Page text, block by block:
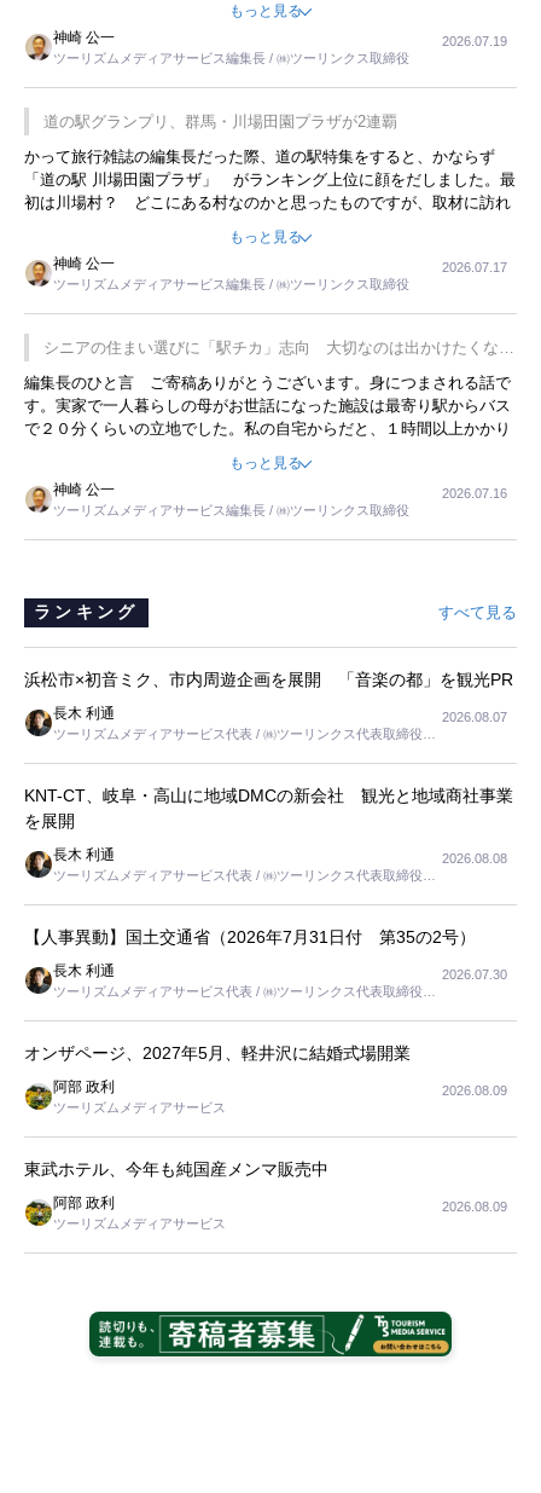
もっと見る
神崎 公一
ツーリズムメディアサービス編集長 / ㈱ツーリンクス取締役
2026.07.19
道の駅グランプリ、群馬・川場田園プラザが2連覇
かって旅行雑誌の編集長だった際、道の駅特集をすると、かならず
「道の駅 川場田園プラザ」 がランキング上位に顔をだしました。最
初は川場村？ どこにある村なのかと思ったものですが、取材に訪れ
した。プレゼンも巧みで、今でも思い出すことが２つあります。一つ
は、従業員に東京ディズニーランドを見学させ、サービス業、接客業
の何かを理解してもらっていることです。 もう一つは1800円もする
プレミアムヨーグルトを販売するにあたり、社内に懸念もあったそう
です。永井社長は、駐車場に都内ナンバーの高級外車が停まっている
ことに目をつけ、高級商品でも売れると確信したそうです。今回の記
事を懐かしく読みました。
もっと見る
神崎 公一
ツーリズムメディアサービス編集長 / ㈱ツーリンクス取締役
2026.07.17
シニアの住まい選びに「駅チカ」志向 大切なのは出かけたくなる
暮らし
編集長のひと言 ご寄稿ありがとうございます。身につまされる話で
す。実家で一人暮らしの母がお世話になった施設は最寄り駅からバス
で２０分くらいの立地でした。私の自宅からだと、１時間以上かかり
すが、私と妹にとっては、半日仕事ででした。シニアの住まい選び
は、当人だけではなく、世話をする家族の足の便も考えない外池ない
と思いました。
もっと見る
神崎 公一
ツーリズムメディアサービス編集長 / ㈱ツーリンクス取締役
2026.07.16
ランキング すべて見る
浜松市×初音ミク、市内周遊企画を展開 「音楽の都」を観光PR
長木 利通
ツーリズムメディアサービス代表 / ㈱ツーリンクス代表取締役社
2026.08.07
KNT-CT、岐阜・高山に地域DMCの新会社 観光と地域商社事業
を展開
長木 利通
ツーリズムメディアサービス代表 / ㈱ツーリンクス代表取締役社
2026.08.08
【人事異動】国土交通省（2026年7月31日付 第35の2号）
長木 利通
ツーリズムメディアサービス代表 / ㈱ツーリンクス代表取締役社
2026.07.30
オンザページ、2027年5月、軽井沢に結婚式場開業
阿部 政利
ツーリズムメディアサービス
2026.08.09
東武ホテル、今年も純国産メンマ販売中
阿部 政利
ツーリズムメディアサービス
2026.08.09